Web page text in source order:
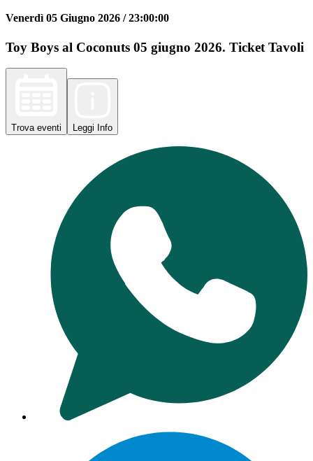
Venerdì 05 Giugno 2026 /23:00:00
Toy Boys al Coconuts 05 giugno 2026. Ticket Tavoli
Trova eventi Leggi Info